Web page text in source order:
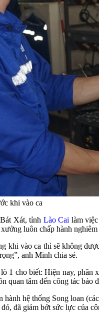
khi vào ca
Xát, tỉnh Lào Cai làm
luôn chấp hành
khi vào ca thì sẽ không
anh Minh chia sẻ.
1 cho biết: Hiện nay,
quan tâm đến công tác
hệ thống Song loan
đã giảm bớt sức lực của